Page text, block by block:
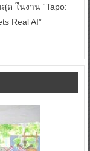
ในงาน “Tapo:
Real AI”